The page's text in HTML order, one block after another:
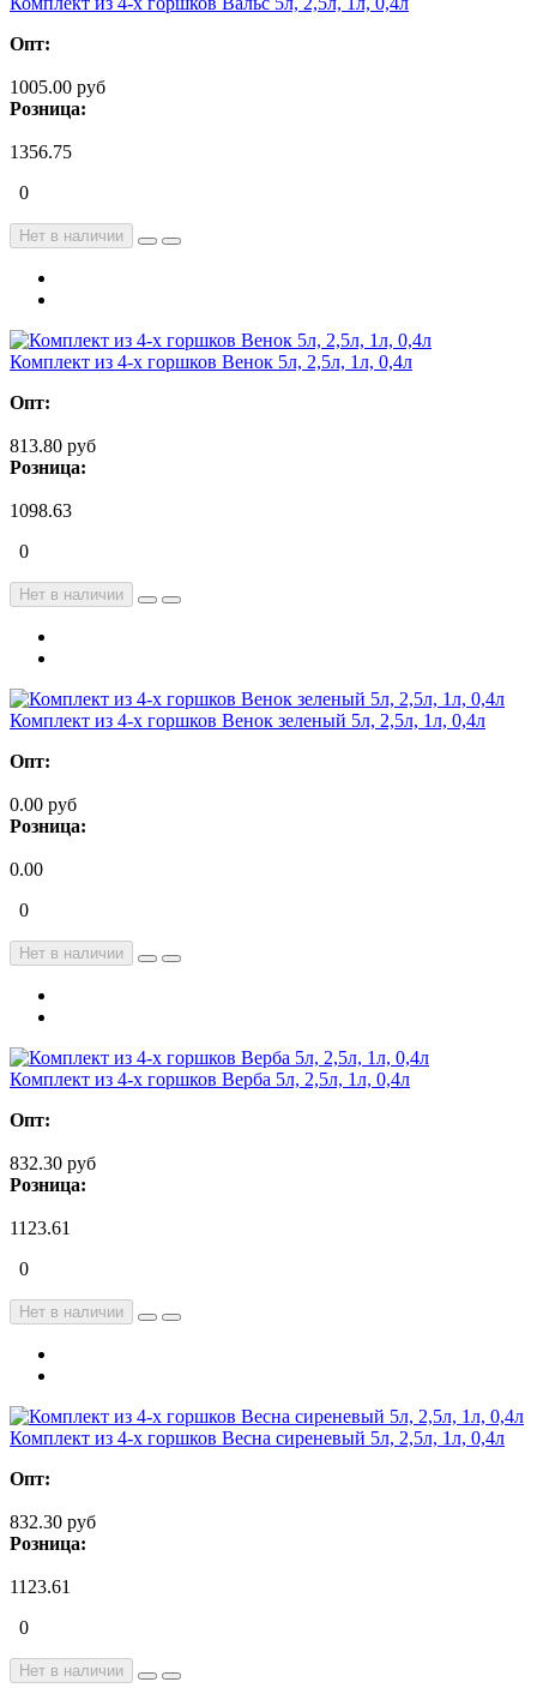
Опт:
1005.00 руб
Розница:
1356.75
0
Нет в наличии
Комплект из 4-х горшков Венок 5л, 2,5л, 1л, 0,4л
Опт:
813.80 руб
Розница:
1098.63
0
Нет в наличии
Комплект из 4-х горшков Венок зеленый 5л, 2,5л, 1л, 0,4л
Опт:
0.00 руб
Розница:
0.00
0
Нет в наличии
Комплект из 4-х горшков Верба 5л, 2,5л, 1л, 0,4л
Опт:
832.30 руб
Розница:
1123.61
0
Нет в наличии
Комплект из 4-х горшков Весна сиреневый 5л, 2,5л, 1л, 0,4л
Опт:
832.30 руб
Розница:
1123.61
0
Нет в наличии